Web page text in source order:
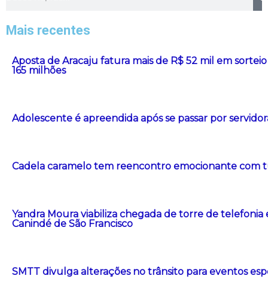
Mais recentes
Aposta de Aracaju fatura mais de R$ 52 mil em
165 milhões
Adolescente é apreendida após se passar por
Cadela caramelo tem reencontro emocionante com
Yandra Moura viabiliza chegada de torre de telefonia
Canindé de São Francisco
SMTT divulga alterações no trânsito para eventos